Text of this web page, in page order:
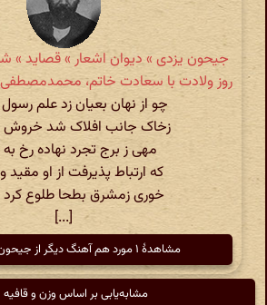
روز ولادت با سعادت خاتم، محمدمصطفی
چو از نهان بعیان زد علم
زخاک جانب افلاک شد خروش
مهی ز برج تجرد نهاده رخ
که ارتباط پذیرفت از او
خوری زمشرق بطحا طلوع کرد
[...]
مشاهدهٔ ۱ مورد هم آهنگ دیگر از جیحون یزدی
مشابه‌یابی بر اساس وزن و قافیه